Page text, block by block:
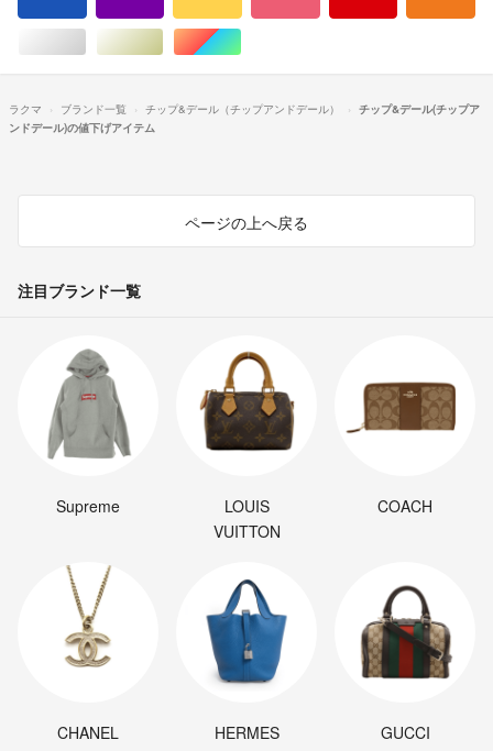
シルバー/銀色系ゴールド/金色系マルチカラー
ラクマ ブランド一覧 チップ&デール（チップアンドデール）
チップ&デール(チップア
ンドデール)の値下げアイテム
ページの上へ戻る
注目ブランド一覧
Supreme
LOUIS
VUITTON
COACH
CHANEL HERMES GUCCI